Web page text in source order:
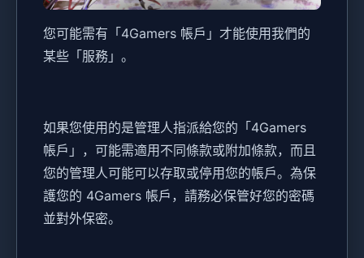
您可能需有「4Gamers 帳戶」才能使用我們的
某些「服務」。
如果您使用的是管理人指派給您的「4Gamers
帳戶」，可能需適用不同條款或附加條款，而且
您的管理人可能可以存取或停用您的帳戶。為保
護您的 4Gamers 帳戶，請務必保管好您的密碼
並對外保密。